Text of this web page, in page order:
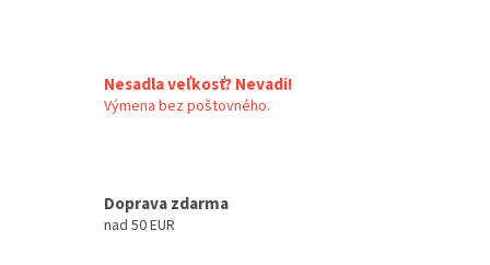
Nesadla veľkosť? Nevadi!
Výmena bez poštovného.
Doprava zdarma
nad 50 EUR